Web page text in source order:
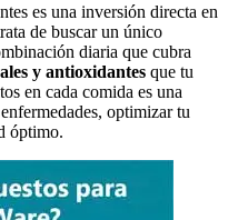
es una inversión directa en
de buscar un único
diaria que cubra
y antioxidantes que tu
en cada comida es una
optimizar tu
óptimo.